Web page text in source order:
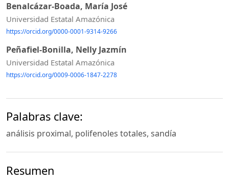
Benalcázar-Boada, María José
Universidad Estatal Amazónica
https://orcid.org/0000-0001-9314-9266
Peñafiel-Bonilla, Nelly Jazmín
Universidad Estatal Amazónica
https://orcid.org/0009-0006-1847-2278
Palabras clave:
análisis proximal, polifenoles totales, sandía
Resumen